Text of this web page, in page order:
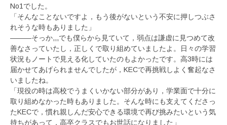
No1でした。
「そんなことないですよ，もう後がないという不安に押しつぶさ
れそうな時もありました」
―――そっか,,,でも僕らから見ていて，弱点は謙虚に見つめて改
善なさっていたし，正しくで取り組めていましたよ。日々の学習
状況もノートで見える化していたのもよかったです。高3時には
届かせてあげられませんでしたが，KECで再挑戦しよく奮起なさ
いましたね。
「現役の時は高校でうまくいかない部分があり，学業面で十分に
取り組めなかった時もありました。そんな時にも支えてくださっ
たKECで，慣れ親しんだ安心できる環境で再び挑みたいという気
持ちがあって，高卒クラスでもお世話になりました」